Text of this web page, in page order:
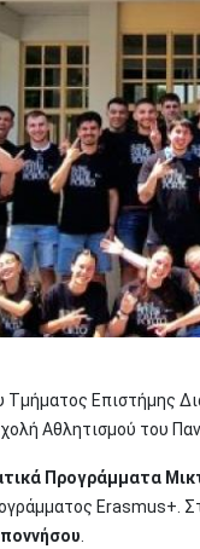
Επιστήμης
Αθλητισμού του
Προγράμματα
Erasmus+.